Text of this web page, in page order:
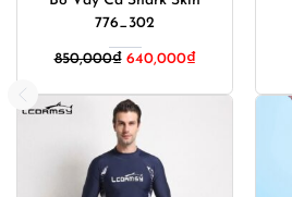
776_302
850,000₫ 640,000₫